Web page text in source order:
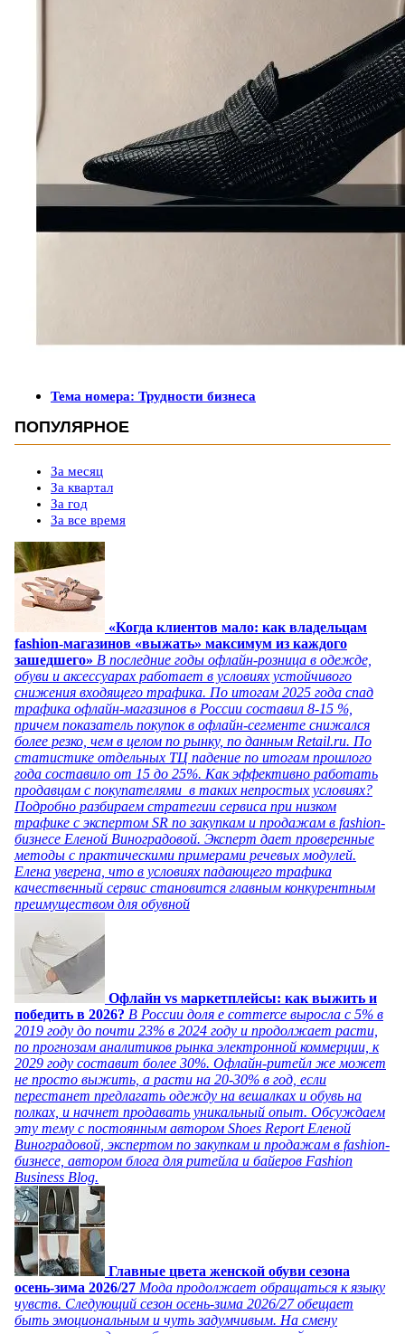
Тема номера: Трудности бизнеса
ПОПУЛЯРНОЕ
За месяц
За квартал
За год
За все время
«Когда клиентов мало: как владельцам
fashion-магазинов «выжать» максимум из каждого
зашедшего» В последние годы офлайн-розница в одежде,
обуви и аксессуарах работает в условиях устойчивого
снижения входящего трафика. По итогам 2025 года спад
трафика офлайн-магазинов в России составил 8-15 %,
причем показатель покупок в офлайн-сегменте снижался
более резко, чем в целом по рынку, по данным Retail.ru. По
статистике отдельных ТЦ падение по итогам прошлого
года составило от 15 до 25%. Как эффективно работать
продавцам с покупателями в таких непростых условиях?
Подробно разбираем стратегии сервиса при низком
трафике с экспертом SR по закупкам и продажам в fashion-
бизнесе Еленой Виноградовой. Эксперт дает проверенные
методы с практическими примерами речевых модулей.
Елена уверена, что в условиях падающего трафика
качественный сервис становится главным конкурентным
преимуществом для обувной
Офлайн vs маркетплейсы: как выжить и
победить в 2026? В России доля e commerce выросла с 5% в
2019 году до почти 23% в 2024 году и продолжает расти,
по прогнозам аналитиков рынка электронной коммерции, к
2029 году составит более 30%. Офлайн-ритейл же может
не просто выжить, а расти на 20-30% в год, если
перестанет предлагать одежду на вешалках и обувь на
полках, и начнет продавать уникальный опыт. Обсуждаем
эту тему с постоянным автором Shoes Report Еленой
Виноградовой, экспертом по закупкам и продажам в fashion-
бизнесе, автором блога для ритейла и байеров Fashion
Business Blog.
Главные цвета женской обуви сезона
осень-зима 2026/27 Мода продолжает обращаться к языку
чувств. Следующий сезон осень-зима 2026/27 обещает
быть эмоциональным и чуть задумчивым. На смену